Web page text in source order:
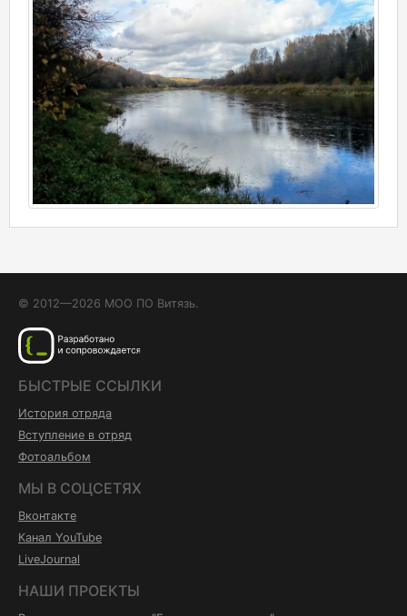
© 2012—2026 МОО ПО Витязь.
БЫСТРЫЕ ССЫЛКИ
История отряда
Вступление в отряд
Фотоальбом
МЫ В СОЦСЕТЯХ
Вконтакте
Канал YouTube
LiveJournal
НАШИ ПРОЕКТЫ